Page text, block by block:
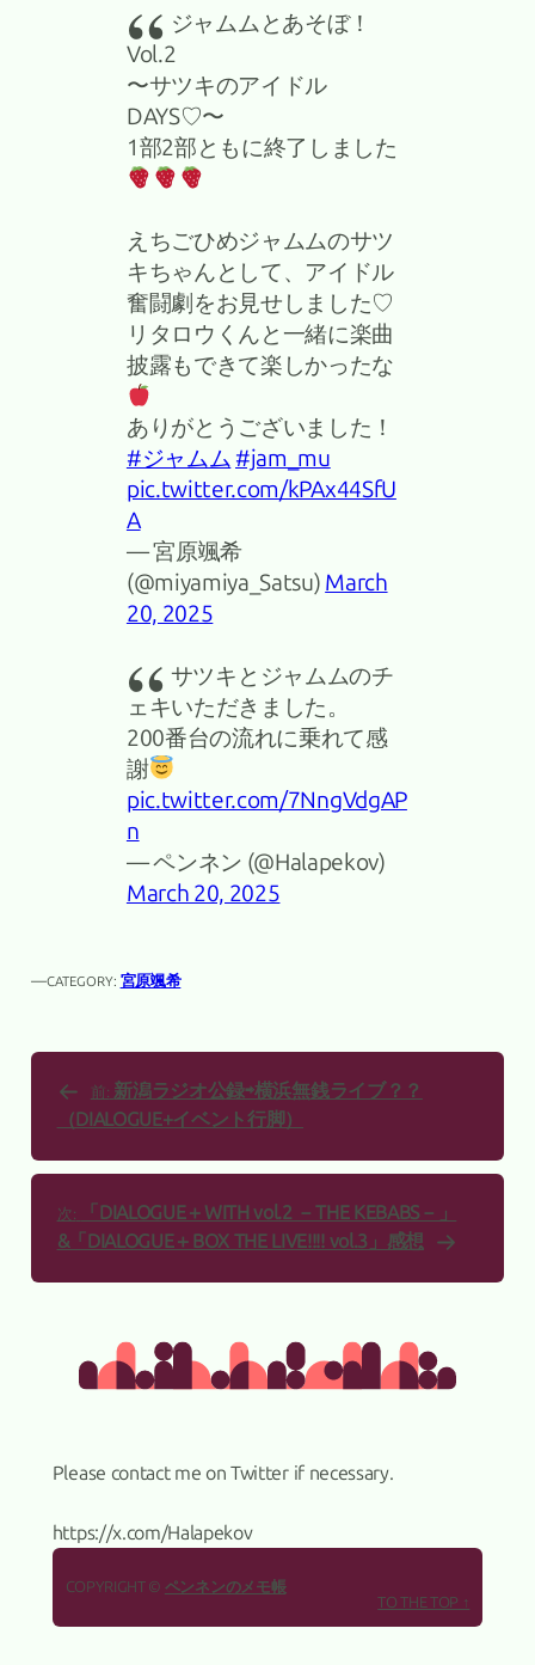
ジャムムとあそぼ！
Vol.2
〜サツキのアイドル
DAYS♡〜
1部2部ともに終了しました
えちごひめジャムムのサツ
キちゃんとして、アイドル
奮闘劇をお見せしました♡
リタロウくんと一緒に楽曲
披露もできて楽しかったな
ありがとうございました！
#ジャムム #jam_mu
pic.twitter.com/kPAx44SfU
A
— 宮原颯希
(@miyamiya_Satsu) March
20, 2025
サツキとジャムムのチ
ェキいただきました。
200番台の流れに乗れて感
謝
pic.twitter.com/7NngVdgAP
n
— ペンネン (@Halapekov)
March 20, 2025
—CATEGORY: 宮原颯希
前: 新潟ラジオ公録⇨横浜無銭ライブ？？
（DIALOGUE+イベント行脚）
次:
「DIALOGUE＋WITH vol.2 －THE KEBABS－」
&「DIALOGUE＋BOX THE LIVE!!!! vol.3」感想
Please contact me on Twitter if necessary.
https://x.com/Halapekov
COPYRIGHT © ペンネンのメモ帳
TO THE TOP ↑